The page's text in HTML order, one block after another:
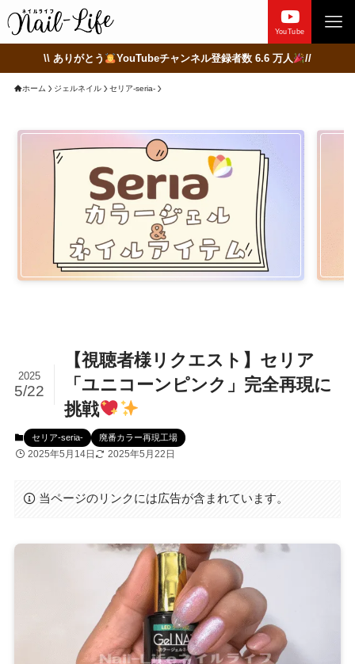
YouTube
\\ ありがとう YouTubeチャンネル登録者数 6.6 万人 //
ホーム ジェルネイル セリア-seria-
【視聴者様リクエスト】セリア
「ユニコーンピンク」完全再現に
挑戦
2025
5/22
セリア-seria- 廃番カラー再現工場
2025年5月14日 2025年5月22日
当ページのリンクには広告が含まれています。